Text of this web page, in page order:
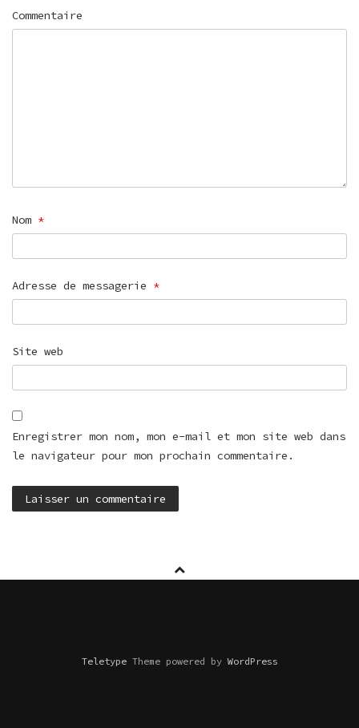
Commentaire
Nom *
Adresse de messagerie *
Site web
Enregistrer mon nom, mon e-mail et mon site web dans
le navigateur pour mon prochain commentaire.
TeletypeTheme powered byWordPress